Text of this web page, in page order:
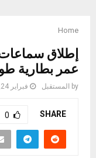
Home
إطلاق
عمر بطارية
by المستقبل فبراير 24, 2023
SHARE
0